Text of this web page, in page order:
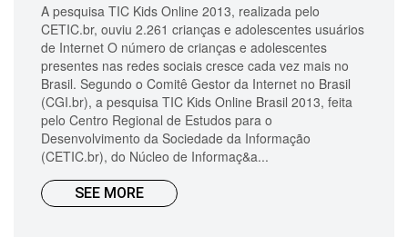
A pesquisa TIC Kids Online 2013, realizada pelo
CETIC.br, ouviu 2.261 crianças e adolescentes usuários
de Internet O número de crianças e adolescentes
presentes nas redes sociais cresce cada vez mais no
Brasil. Segundo o Comitê Gestor da Internet no Brasil
(CGI.br), a pesquisa TIC Kids Online Brasil 2013, feita
pelo Centro Regional de Estudos para o
Desenvolvimento da Sociedade da Informação
(CETIC.br), do Núcleo de Informaç&a...
SEE MORE